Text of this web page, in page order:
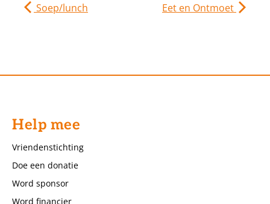
Soep/lunch Eet en Ontmoet
Help mee
Vriendenstichting
Doe een donatie
Word sponsor
Word financier